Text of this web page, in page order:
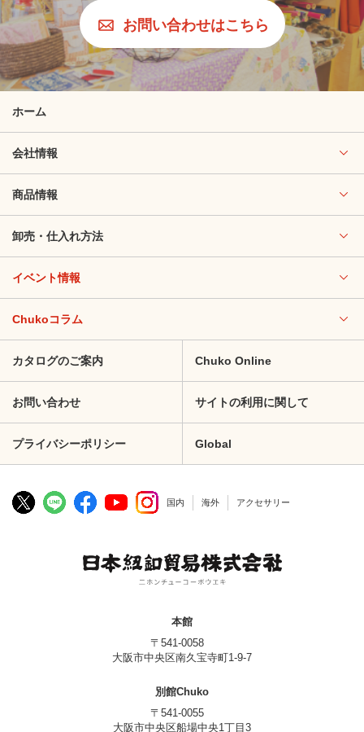
お問い合わせはこちら
ホーム
会社情報
商品情報
卸売・仕入れ方法
イベント情報
Chukoコラム
カタログのご案内 Chuko Online
お問い合わせ サイトの利用に関して
プライバシーポリシー Global
国内 海外 アクセサリー
本館
〒541-0058
大阪市中央区南久宝寺町1-9-7
別館Chuko
〒541-0055
大阪市中央区船場中央1丁目3